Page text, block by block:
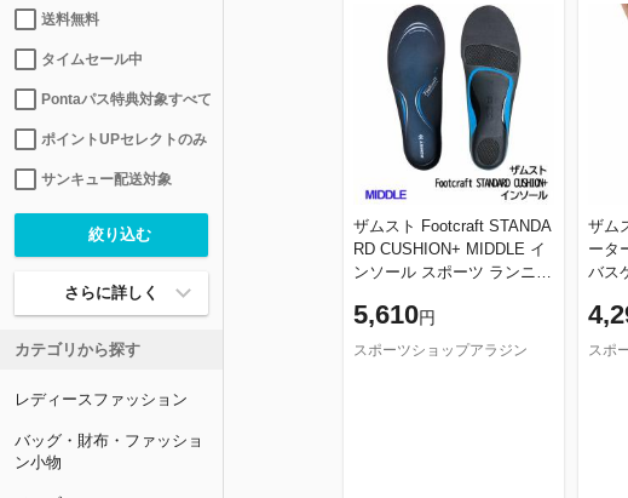
ザムスト Footcraft STANDA
RD CUSHION+ MIDDLE イ
ンソール スポーツ ランニン
5,610円
スポーツショップアラジン
ザムスト
ーター 左右兼用 ス
バスケ バレー サッカ
スポ
送料無料
タイムセール中
Pontaパス特典対象すべて
ポイントUPセレクトのみ
サンキュー配送対象
さらに詳しく
カテゴリから探す
レディースファッション
バッグ・財布・ファッショ
ン小物